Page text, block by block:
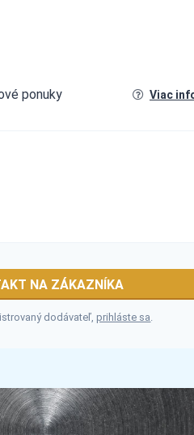
ponuky
Viac
NA ZÁKAZNÍKA
dodávateľ,prihláste sa.